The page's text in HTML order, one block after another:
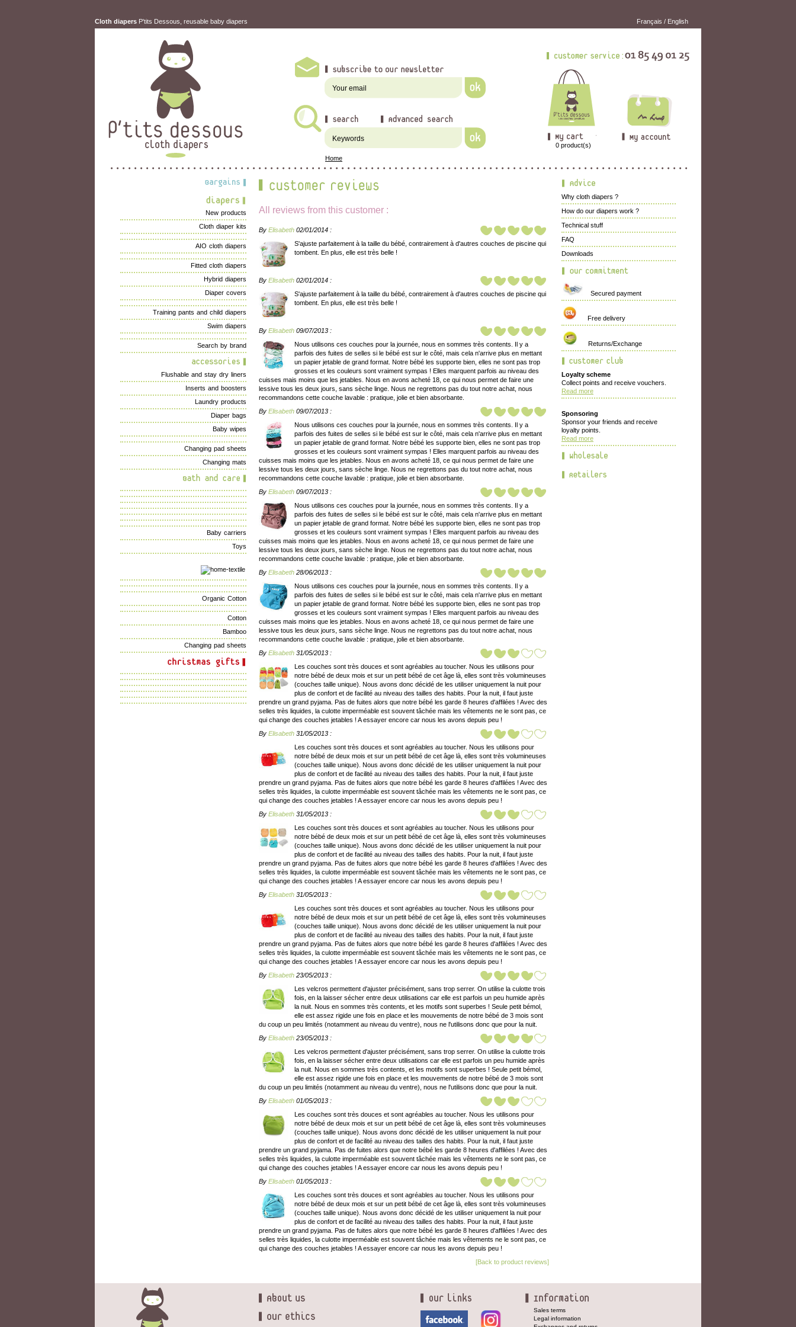
Cloth diapers P'tits Dessous, reusable baby diapers Français / English
0product(s)
Home
New products
Cloth diaper kits
AIO cloth diapers
Fitted cloth diapers
Hybrid diapers
Diaper covers
Training pants and child diapers
Swim diapers
Search by brand
Flushable and stay dry liners
Inserts and boosters
Laundry products
Diaper bags
Baby wipes
Changing pad sheets
Changing mats
Baby carriers
Toys
Organic Cotton
Cotton
Bamboo
Changing pad sheets
All reviews from this customer :
By Elisabeth 02/01/2014 :
S'ajuste parfaitement à la taille du bébé, contrairement à d'autres couches de piscine qui
tombent. En plus, elle est très belle !
By Elisabeth 02/01/2014 :
S'ajuste parfaitement à la taille du bébé, contrairement à d'autres couches de piscine qui
tombent. En plus, elle est très belle !
By Elisabeth 09/07/2013 :
Nous utilisons ces couches pour la journée, nous en sommes très contents. Il y a
parfois des fuites de selles si le bébé est sur le côté, mais cela n'arrive plus en mettant
un papier jetable de grand format. Notre bébé les supporte bien, elles ne sont pas trop
grosses et les couleurs sont vraiment sympas ! Elles marquent parfois au niveau des
cuisses mais moins que les jetables. Nous en avons acheté 18, ce qui nous permet de faire une
lessive tous les deux jours, sans sèche linge. Nous ne regrettons pas du tout notre achat, nous
recommandons cette couche lavable : pratique, jolie et bien absorbante.
By Elisabeth 09/07/2013 :
Nous utilisons ces couches pour la journée, nous en sommes très contents. Il y a
parfois des fuites de selles si le bébé est sur le côté, mais cela n'arrive plus en mettant
un papier jetable de grand format. Notre bébé les supporte bien, elles ne sont pas trop
grosses et les couleurs sont vraiment sympas ! Elles marquent parfois au niveau des
cuisses mais moins que les jetables. Nous en avons acheté 18, ce qui nous permet de faire une
lessive tous les deux jours, sans sèche linge. Nous ne regrettons pas du tout notre achat, nous
recommandons cette couche lavable : pratique, jolie et bien absorbante.
By Elisabeth 09/07/2013 :
Nous utilisons ces couches pour la journée, nous en sommes très contents. Il y a
parfois des fuites de selles si le bébé est sur le côté, mais cela n'arrive plus en mettant
un papier jetable de grand format. Notre bébé les supporte bien, elles ne sont pas trop
grosses et les couleurs sont vraiment sympas ! Elles marquent parfois au niveau des
cuisses mais moins que les jetables. Nous en avons acheté 18, ce qui nous permet de faire une
lessive tous les deux jours, sans sèche linge. Nous ne regrettons pas du tout notre achat, nous
recommandons cette couche lavable : pratique, jolie et bien absorbante.
By Elisabeth 28/06/2013 :
Nous utilisons ces couches pour la journée, nous en sommes très contents. Il y a
parfois des fuites de selles si le bébé est sur le côté, mais cela n'arrive plus en mettant
un papier jetable de grand format. Notre bébé les supporte bien, elles ne sont pas trop
grosses et les couleurs sont vraiment sympas ! Elles marquent parfois au niveau des
cuisses mais moins que les jetables. Nous en avons acheté 18, ce qui nous permet de faire une
lessive tous les deux jours, sans sèche linge. Nous ne regrettons pas du tout notre achat, nous
recommandons cette couche lavable : pratique, jolie et bien absorbante.
By Elisabeth 31/05/2013 :
Les couches sont très douces et sont agréables au toucher. Nous les utilisons pour
notre bébé de deux mois et sur un petit bébé de cet âge là, elles sont très volumineuses
(couches taille unique). Nous avons donc décidé de les utiliser uniquement la nuit pour
plus de confort et de facilité au niveau des tailles des habits. Pour la nuit, il faut juste
prendre un grand pyjama. Pas de fuites alors que notre bébé les garde 8 heures d'affilées ! Avec des
selles très liquides, la culotte imperméable est souvent tâchée mais les vêtements ne le sont pas, ce
qui change des couches jetables ! A essayer encore car nous les avons depuis peu !
By Elisabeth 31/05/2013 :
Les couches sont très douces et sont agréables au toucher. Nous les utilisons pour
notre bébé de deux mois et sur un petit bébé de cet âge là, elles sont très volumineuses
(couches taille unique). Nous avons donc décidé de les utiliser uniquement la nuit pour
plus de confort et de facilité au niveau des tailles des habits. Pour la nuit, il faut juste
prendre un grand pyjama. Pas de fuites alors que notre bébé les garde 8 heures d'affilées ! Avec des
selles très liquides, la culotte imperméable est souvent tâchée mais les vêtements ne le sont pas, ce
qui change des couches jetables ! A essayer encore car nous les avons depuis peu !
By Elisabeth 31/05/2013 :
Les couches sont très douces et sont agréables au toucher. Nous les utilisons pour
notre bébé de deux mois et sur un petit bébé de cet âge là, elles sont très volumineuses
(couches taille unique). Nous avons donc décidé de les utiliser uniquement la nuit pour
plus de confort et de facilité au niveau des tailles des habits. Pour la nuit, il faut juste
prendre un grand pyjama. Pas de fuites alors que notre bébé les garde 8 heures d'affilées ! Avec des
selles très liquides, la culotte imperméable est souvent tâchée mais les vêtements ne le sont pas, ce
qui change des couches jetables ! A essayer encore car nous les avons depuis peu !
By Elisabeth 31/05/2013 :
Les couches sont très douces et sont agréables au toucher. Nous les utilisons pour
notre bébé de deux mois et sur un petit bébé de cet âge là, elles sont très volumineuses
(couches taille unique). Nous avons donc décidé de les utiliser uniquement la nuit pour
plus de confort et de facilité au niveau des tailles des habits. Pour la nuit, il faut juste
prendre un grand pyjama. Pas de fuites alors que notre bébé les garde 8 heures d'affilées ! Avec des
selles très liquides, la culotte imperméable est souvent tâchée mais les vêtements ne le sont pas, ce
qui change des couches jetables ! A essayer encore car nous les avons depuis peu !
By Elisabeth 23/05/2013 :
Les velcros permettent d'ajuster précisément, sans trop serrer. On utilise la culotte trois
fois, en la laisser sécher entre deux utilisations car elle est parfois un peu humide après
la nuit. Nous en sommes très contents, et les motifs sont superbes ! Seule petit bémol,
elle est assez rigide une fois en place et les mouvements de notre bébé de 3 mois sont
du coup un peu limités (notamment au niveau du ventre), nous ne l'utilisons donc que pour la nuit.
By Elisabeth 23/05/2013 :
Les velcros permettent d'ajuster précisément, sans trop serrer. On utilise la culotte trois
fois, en la laisser sécher entre deux utilisations car elle est parfois un peu humide après
la nuit. Nous en sommes très contents, et les motifs sont superbes ! Seule petit bémol,
elle est assez rigide une fois en place et les mouvements de notre bébé de 3 mois sont
du coup un peu limités (notamment au niveau du ventre), nous ne l'utilisons donc que pour la nuit.
By Elisabeth 01/05/2013 :
Les couches sont très douces et sont agréables au toucher. Nous les utilisons pour
notre bébé de deux mois et sur un petit bébé de cet âge là, elles sont très volumineuses
(couches taille unique). Nous avons donc décidé de les utiliser uniquement la nuit pour
plus de confort et de facilité au niveau des tailles des habits. Pour la nuit, il faut juste
prendre un grand pyjama. Pas de fuites alors que notre bébé les garde 8 heures d'affilées ! Avec des
selles très liquides, la culotte imperméable est souvent tâchée mais les vêtements ne le sont pas, ce
qui change des couches jetables ! A essayer encore car nous les avons depuis peu !
By Elisabeth 01/05/2013 :
Les couches sont très douces et sont agréables au toucher. Nous les utilisons pour
notre bébé de deux mois et sur un petit bébé de cet âge là, elles sont très volumineuses
(couches taille unique). Nous avons donc décidé de les utiliser uniquement la nuit pour
plus de confort et de facilité au niveau des tailles des habits. Pour la nuit, il faut juste
prendre un grand pyjama. Pas de fuites alors que notre bébé les garde 8 heures d'affilées ! Avec des
selles très liquides, la culotte imperméable est souvent tâchée mais les vêtements ne le sont pas, ce
qui change des couches jetables ! A essayer encore car nous les avons depuis peu !
[Back to product reviews]
Why cloth diapers ?
How do our diapers work ?
Technical stuff
FAQ
Downloads
Secured payment
Free delivery
Returns/Exchange
Loyalty scheme
Collect points and receive vouchers.
Read more
Sponsoring
Sponsor your friends and receive
loyalty points.
Read more
Sales terms
Legal information